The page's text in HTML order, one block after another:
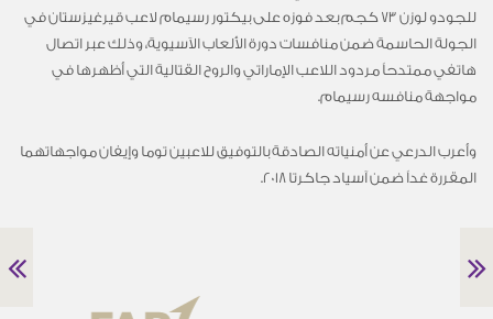
للجودو لوزن 73 كجم بعد فوزه على بيكتور رسيمام لاعب قيرغيزستان في
الجولة الحاسمة ضمن منافسات دورة الألعاب الآسيوية، وذلك عبر اتصال
هاتفي ممتدحاً مردود اللاعب الإماراتي والروح القتالية التي أظهرها في
مواجهة منافسه رسيمام.
وأعرب الدرعي عن أمنياته الصادقة بالتوفيق للاعبين توما وإيفان مواجهاتهما
المقررة غداً ضمن آسياد جاكرتا 2018.